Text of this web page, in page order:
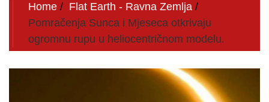
Home
Flat Earth - Ravna Zemlja
Pomračenja Sunca i Mjeseca otkrivaju
ogromnu rupu u heliocentričnom modelu.